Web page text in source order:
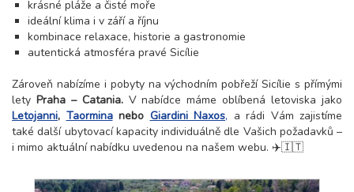
krásné pláže a čisté moře
ideální klima i v září a říjnu
kombinace relaxace, historie a gastronomie
autentická atmosféra pravé Sicílie
Zároveň nabízíme i pobyty na východním pobřeží Sicílie s přímými
lety Praha – Catania.V nabídce máme oblíbená letoviska jako
Letojanni, Taorminanebo Giardini Naxos, a rádi Vám zajistíme
také další ubytovací kapacity individuálně dle Vašich požadavků –
i mimo aktuální nabídku uvedenou na našem webu. ✈️🇮🇹